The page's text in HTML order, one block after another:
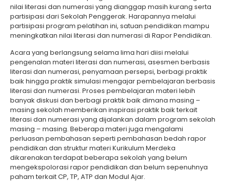
nilai literasi dan numerasi yang dianggap masih kurang serta
partisipasi dari Sekolah Penggerak. Harapannya melalui
partisipasi program pelatihan ini, satuan pendidikan mampu
meningkatkan nilai literasi dan numerasi di Rapor Pendidikan.
Acara yang berlangsung selama lima hari diisi melalui
pengenalan materi literasi dan numerasi, asesmen berbasis
literasi dan numerasi, penyamaan persepsi, berbagi praktik
baik hingga praktik simulasi mengajar pembelajaran berbasis
literasi dan numerasi. Proses pembelajaran materi lebih
banyak diskusi dan berbagi praktik baik dimana masing –
masing sekolah memberikan inspirasi praktik baik terkait
literasi dan numerasi yang dijalankan dalam program sekolah
masing – masing. Beberapa materi juga mengalami
perluasan pembahasan seperti pembahasan bedah rapor
pendidikan dan struktur materi Kurikulum Merdeka
dikarenakan terdapat beberapa sekolah yang belum
mengekspolorasi rapor pendidikan dan belum sepenuhnya
paham terkait CP, TP, ATP dan Modul Ajar.